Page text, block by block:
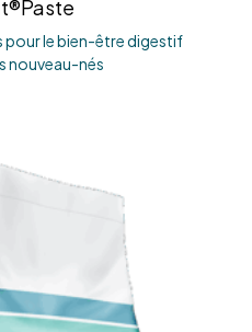
pour le bien-être digestif
nouveau-nés